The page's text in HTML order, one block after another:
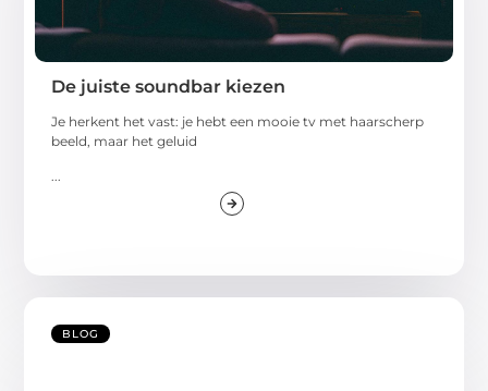
De juiste soundbar kiezen
Je herkent het vast: je hebt een mooie tv met haarscherp
beeld, maar het geluid
BLOG